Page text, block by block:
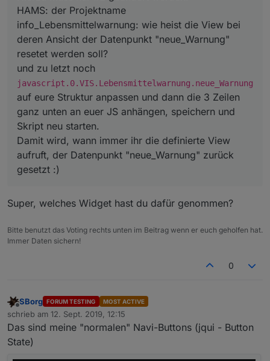
HAMS: der Projektname
info_Lebensmittelwarnung: wie heist die View bei
deren Ansicht der Datenpunkt "neue_Warnung"
resetet werden soll?
und zu letzt noch
javascript.0.VIS.Lebensmittelwarnung.neue_Warnung
auf eure Struktur anpassen und dann die 3 Zeilen
ganz unten an euer JS anhängen, speichern und
Skript neu starten.
Damit wird, wann immer ihr die definierte View
aufruft, der Datenpunkt "neue_Warnung" zurück
gesetzt :)
Super, welches Widget hast du dafür genommen?
Bitte benutzt das Voting rechts unten im Beitrag wenn er euch geholfen hat.
Immer Daten sichern!
0
Offline
SBorg FORUM TESTING MOST ACTIVE
schrieb am 12. Sept. 2019, 12:15
zuletzt editiert von
Das sind meine "normalen" Navi-Buttons (jqui - Button
State)